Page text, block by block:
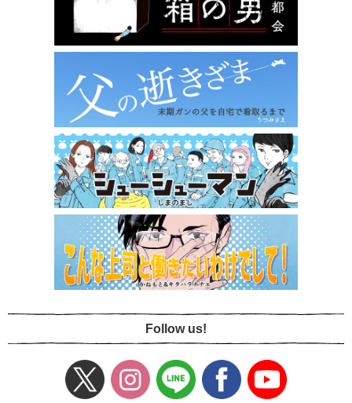
Follow us!